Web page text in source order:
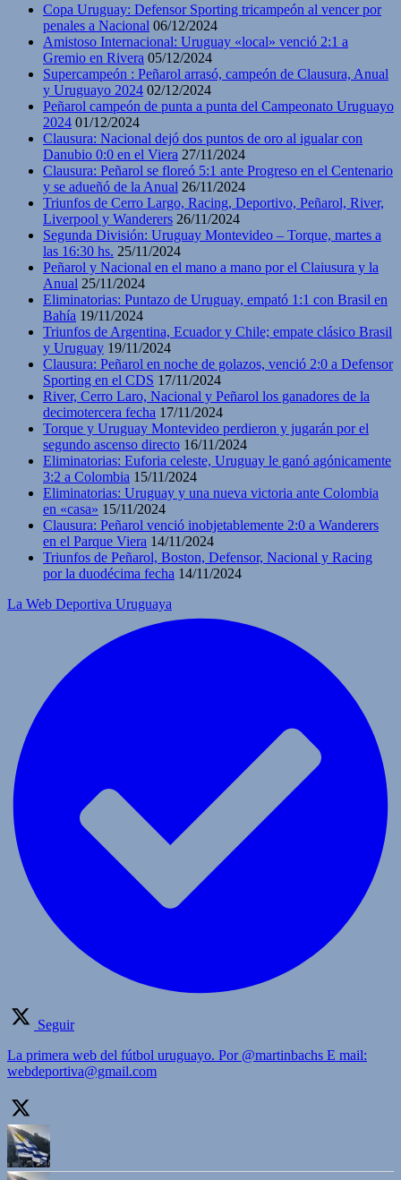
Copa Uruguay: Defensor Sporting tricampeón al vencer por
penales a Nacional 06/12/2024
Amistoso Internacional: Uruguay «local» venció 2:1 a
Gremio en Rivera 05/12/2024
Supercampeón : Peñarol arrasó, campeón de Clausura, Anual
y Uruguayo 2024 02/12/2024
Peñarol campeón de punta a punta del Campeonato Uruguayo
2024 01/12/2024
Clausura: Nacional dejó dos puntos de oro al igualar con
Danubio 0:0 en el Viera 27/11/2024
Clausura: Peñarol se floreó 5:1 ante Progreso en el Centenario
y se adueñó de la Anual 26/11/2024
Triunfos de Cerro Largo, Racing, Deportivo, Peñarol, River,
Liverpool y Wanderers 26/11/2024
Segunda División: Uruguay Montevideo – Torque, martes a
las 16:30 hs. 25/11/2024
Peñarol y Nacional en el mano a mano por el Claiusura y la
Anual 25/11/2024
Eliminatorias: Puntazo de Uruguay, empató 1:1 con Brasil en
Bahía 19/11/2024
Triunfos de Argentina, Ecuador y Chile; empate clásico Brasil
y Uruguay 19/11/2024
Clausura: Peñarol en noche de golazos, venció 2:0 a Defensor
Sporting en el CDS 17/11/2024
River, Cerro Laro, Nacional y Peñarol los ganadores de la
decimotercera fecha 17/11/2024
Torque y Uruguay Montevideo perdieron y jugarán por el
segundo ascenso directo 16/11/2024
Eliminatorias: Euforia celeste, Uruguay le ganó agónicamente
3:2 a Colombia 15/11/2024
Eliminatorias: Uruguay y una nueva victoria ante Colombia
en «casa» 15/11/2024
Clausura: Peñarol venció inobjetablemente 2:0 a Wanderers
en el Parque Viera 14/11/2024
Triunfos de Peñarol, Boston, Defensor, Nacional y Racing
por la duodécima fecha 14/11/2024
La Web Deportiva Uruguaya
Seguir
La primera web del fútbol uruguayo. Por @martinbachs E mail:
webdeportiva@gmail.com